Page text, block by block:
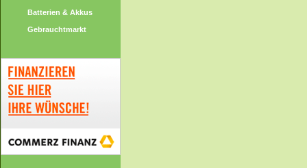
Batterien & Akkus
Gebrauchtmarkt